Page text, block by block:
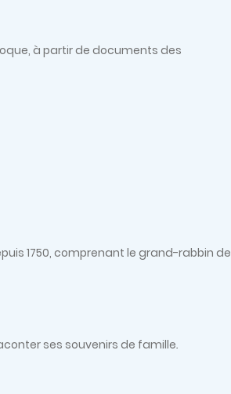
à partir de documents des
1750, comprenant le grand-rabbin de
ses souvenirs de famille.